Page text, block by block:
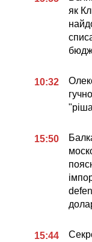
як
10:32
15:50
15:44